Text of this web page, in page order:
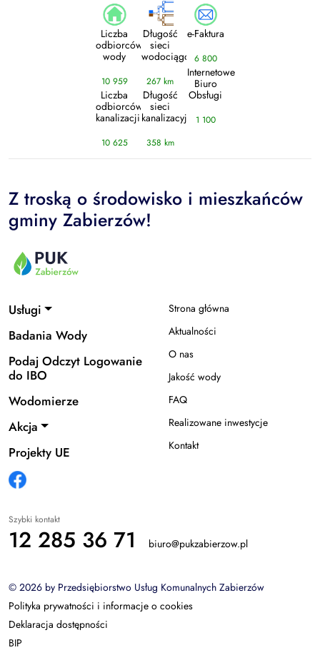
Liczba
odbiorców
wody
10 959
Liczba
odbiorców
kanalizacji
10 625
Długość
sieci
wodociągowej
267 km
Długość
sieci
kanalizacyjnej
358 km
e-Faktura
6 800
Internetowe
Biuro
Obsługi
1 100
Z troską o środowisko i mieszkańców
gminy Zabierzów!
Usługi
Badania Wody
Podaj Odczyt Logowanie
do IBO
Wodomierze
Akcja
Projekty UE
Strona główna
Aktualności
O nas
Jakość wody
FAQ
Realizowane inwestycje
Kontakt
Szybki kontakt
12 285 36 71 biuro@pukzabierzow.pl
© 2026 by Przedsiębiorstwo Usług Komunalnych Zabierzów
Polityka prywatności i informacje o cookies
Deklaracja dostępności
BIP